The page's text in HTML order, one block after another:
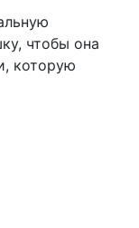
чтобы она
которую